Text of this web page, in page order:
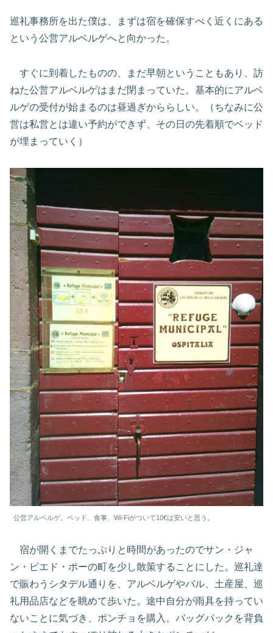
巡礼事務所を出た僕は、まずは宿を確保すべく近くにある
という公営アルベルゲへと向かった。
すぐに到着したものの、まだ早朝ということもあり、訪
ねた公営アルベルゲはまだ閉まっていた。基本的にアルベ
ルゲの受付が始まるのは昼過ぎかららしい。（ちなみに公
営は私営とは違い予約ができず、その日の先着順でベッド
が埋まっていく）
公営アルベルゲ。ベッド、食事、Wi-Fiがついて10€は安いと思う。
宿が開くまでたっぷりと時間があったのでサン・ジャ
ン・ピエド・ポーの町を少し散策することにした。巡礼達
で賑わうシタデル通りを、アルベルゲやバル、土産屋、巡
礼用品店などを眺めて歩いた。途中自分が雨具を持ってい
ないことに気づき、ポンチョを購入。バッグパックを背負